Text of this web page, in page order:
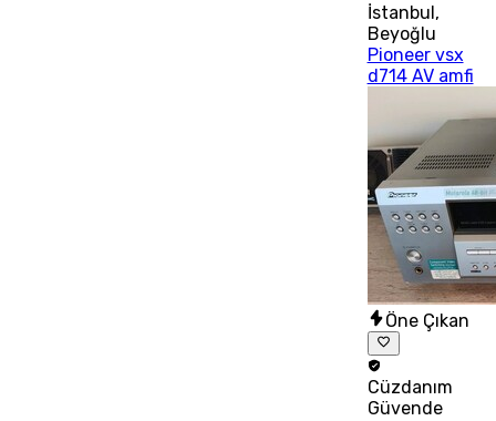
İstanbul,
Beyoğlu
Pioneer vsx
d714 AV amfi
Öne Çıkan
Cüzdanım
Güvende